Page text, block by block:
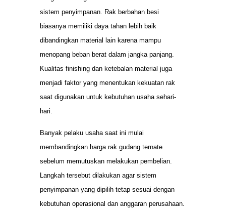
sistem penyimpanan. Rak berbahan besi
biasanya memiliki daya tahan lebih baik
dibandingkan material lain karena mampu
menopang beban berat dalam jangka panjang.
Kualitas finishing dan ketebalan material juga
menjadi faktor yang menentukan kekuatan rak
saat digunakan untuk kebutuhan usaha sehari-
hari.
Banyak pelaku usaha saat ini mulai
membandingkan harga rak gudang ternate
sebelum memutuskan melakukan pembelian.
Langkah tersebut dilakukan agar sistem
penyimpanan yang dipilih tetap sesuai dengan
kebutuhan operasional dan anggaran perusahaan.